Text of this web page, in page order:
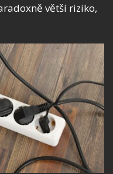
větší riziko,